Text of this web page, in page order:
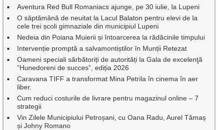
Aventura Red Bull Romaniacs ajunge, pe 30 iulie, la Lupeni
O săptămână de neuitat la Lacul Balaton pentru elevi de la
cele trei școli gimnaziale din municipiul Lupeni
Nedeia din Poiana Muierii și întoarcerea la rădăcinile timpului
Intervenție promptă a salvamontiștilor în Munții Retezat
Oameni speciali sărbătoriți de autorități la Gala de excelenţă
”Hunedoreni de succes”, ediția 2026
Caravana TIFF a transformat Mina Petrila în cinema în aer
liber.
Cum reduci costurile de livrare pentru magazinul online – 7
strategii
Vin Zilele Municipiului Petroșani, cu Oana Radu, Aurel Tămaș
și Johny Romano